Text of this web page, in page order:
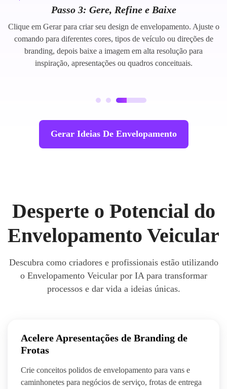
Passo 3: Gere, Refine e Baixe
Clique em Gerar para criar seu design de envelopamento. Ajuste o
comando para diferentes cores, tipos de veículo ou direções de
branding, depois baixe a imagem em alta resolução para
inspiração, apresentações ou quadros conceituais.
Gerar Ideias De Envelopamento
Desperte o Potencial do
Envelopamento Veicular
Descubra como criadores e profissionais estão utilizando
o Envelopamento Veicular por IA para transformar
processos e dar vida a ideias únicas.
Acelere Apresentações de Branding de
Frotas
Crie conceitos polidos de envelopamento para vans e
caminhonetes para negócios de serviço, frotas de entrega